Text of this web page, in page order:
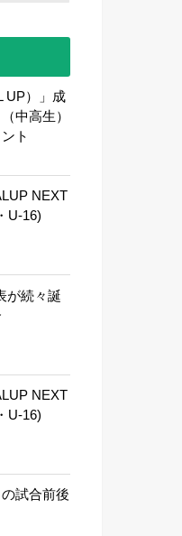
UP）」成
中高生）
ト
NEXT
U-16)
が続々誕
NEXT
U-16)
試合前後